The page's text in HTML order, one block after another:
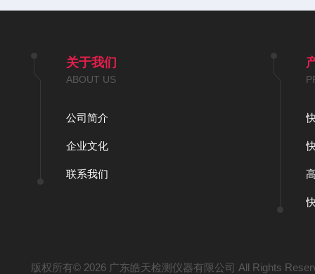
关于我们
ABOUT US
公司简介
企业文化
联系我们
版权所有© 2026 广东皓天检测仪器有限公司 All Rights